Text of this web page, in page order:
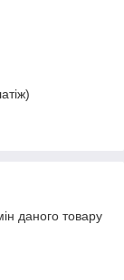
даного товару